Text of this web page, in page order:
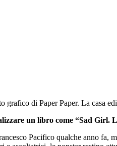
di Paper Paper. La casa
un libro come “Sad Girl.
Pacifico qualche anno fa,